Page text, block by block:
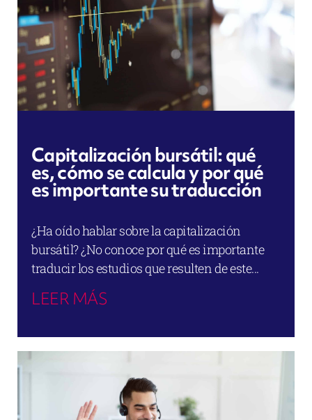
Capitalización bursátil: qué
es, cómo se calcula y por qué
es importante su traducción
¿Ha oído hablar sobre la capitalización
bursátil? ¿No conoce por qué es importante
traducir los estudios que resulten de este...
LEER MÁS